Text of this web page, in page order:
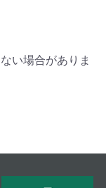
い場合がありま